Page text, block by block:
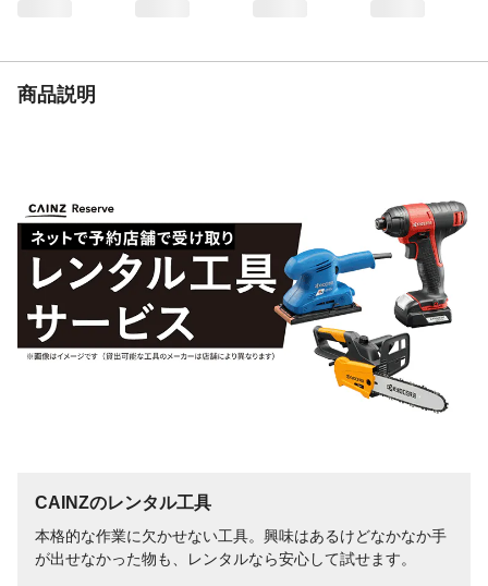
商品説明
CAINZのレンタル工具
本格的な作業に欠かせない工具。興味はあるけどなかなか手
が出せなかった物も、レンタルなら安心して試せます。